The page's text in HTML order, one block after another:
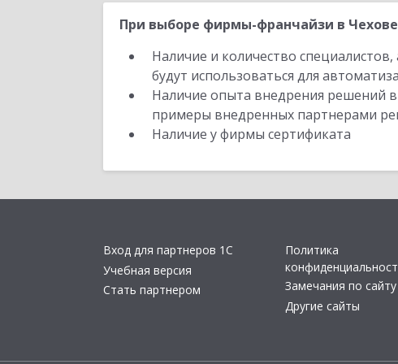
При выборе фирмы-франчайзи в
Наличие и количество
будут использоваться для
Наличие опыта внедрения решений
примеры внедренных партнерами
Наличие у фирмы сертификата
Вход для партнеров 1С
Учебная версия
Стать партнером
Политика
Замечания по сайту
Другие сайты